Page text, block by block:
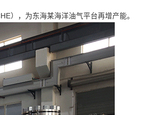
），为东海某海洋油气平台再增产能。